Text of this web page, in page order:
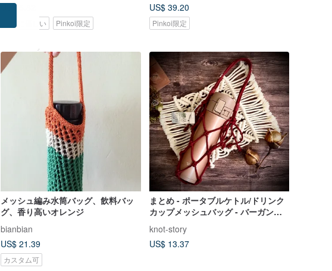
US$ 5.82
環境に優しい Pinkoi限定
US$ 39.20
Pinkoi限定
メッシュ編み水筒バッグ、飲料バッ
グ、香り高いオレンジ
bianbian
US$ 21.39
カスタム可
まとめ - ポータブルケトル/ドリンク
カップメッシュバッグ - バーガンデ
ィknot-story
US$ 13.37